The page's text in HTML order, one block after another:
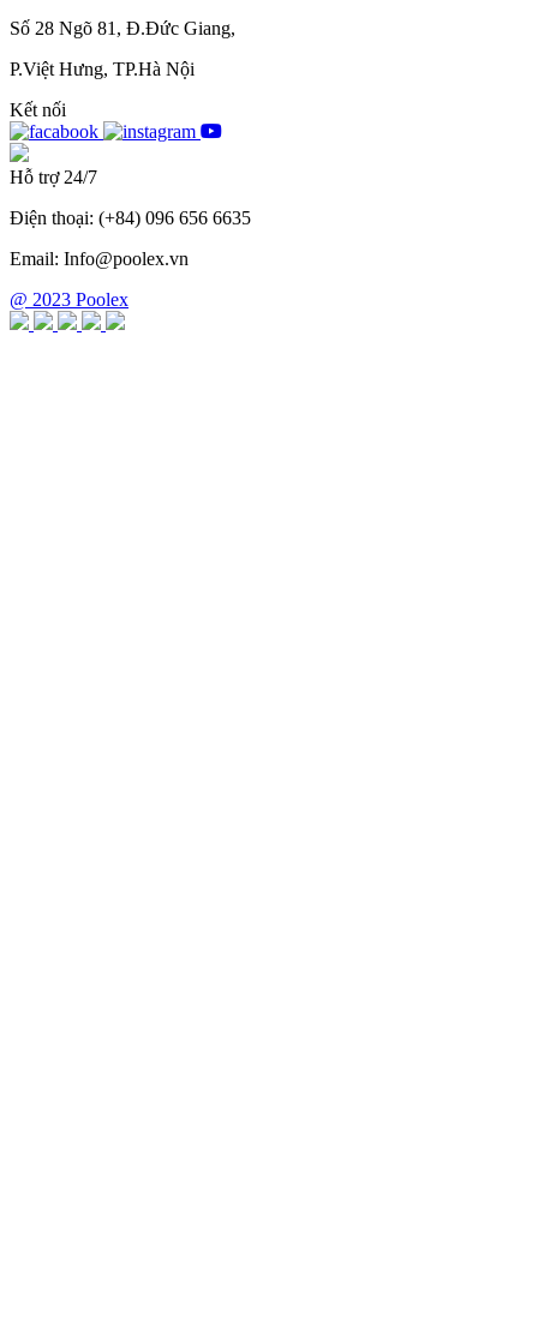
Số 28 Ngõ 81, Đ.Đức Giang,
P.Việt Hưng, TP.Hà Nội
Kết nối
Hỗ trợ 24/7
Điện thoại: (+84) 096 656 6635
Email: Info@poolex.vn
@ 2023 Poolex